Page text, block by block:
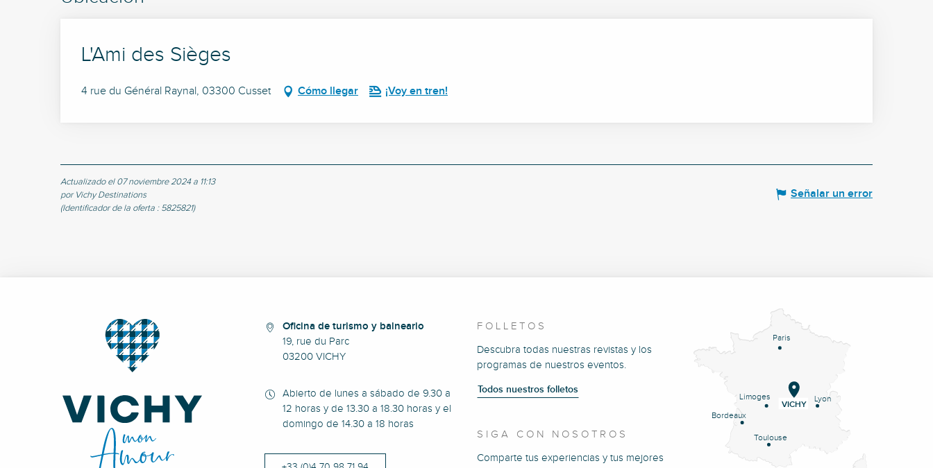
L'Ami des Sièges
4 rue du Général Raynal, 03300 Cusset Cómo llegar ¡Voy en tren!
Actualizado el 07 noviembre 2024 a 11:13
por Vichy Destinations
(Identificador de la oferta : 5825821)
Señalar un error
Oficina de turismo y balneario
19, rue du Parc
03200 VICHY
Abierto de lunes a sábado de 9.30 a
12 horas y de 13.30 a 18.30 horas y el
domingo de 14.30 a 18 horas
FOLLETOS
Descubra todas nuestras revistas y los
programas de nuestros eventos.
Todos nuestros folletos
SIGA CON NOSOTROS
Comparte tus experiencias y tus mejores
Paris
Lyon
Limoges
Bordeaux
Toulouse
VICHY